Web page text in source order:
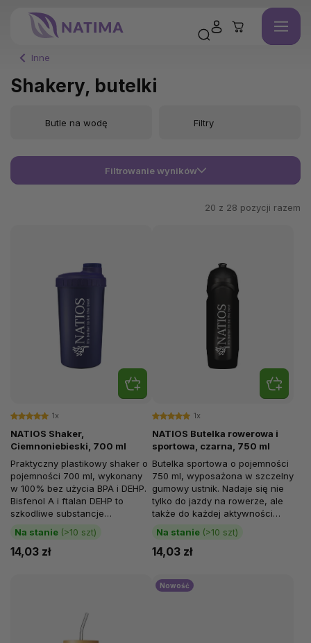
Inne
Shakery, butelki
Butle na wodę Filtry
Filtrowanie wyników
20 z 28 pozycji razem
NATIOS Shaker,
Ciemnoniebieski, 700 ml
1x
Na stanie (>10 szt)
14,03 zł
Praktyczny plastikowy shaker o
pojemności 700 ml, wykonany
w 100% bez użycia BPA i DEHP.
Bisfenol A i ftalan DEHP to
szkodliwe substancje
występujące w niektórych
tworzywach...
NATIOS Butelka rowerowa i
sportowa, czarna, 750 ml
1x
Na stanie (>10 szt)
14,03 zł
Butelka sportowa o pojemności
750 ml, wyposażona w szczelny
gumowy ustnik. Nadaje się nie
tylko do jazdy na rowerze, ale
także do każdej aktywności
fitness. Można ją bezpiecznie...
Nowość